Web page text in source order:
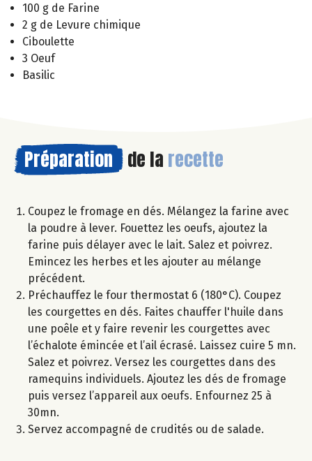
100 g de Farine
2 g de Levure chimique
Ciboulette
3 Oeuf
Basilic
Préparation de la recette
Coupez le fromage en dés. Mélangez la farine avec
la poudre à lever. Fouettez les oeufs, ajoutez la
farine puis délayer avec le lait. Salez et poivrez.
Emincez les herbes et les ajouter au mélange
précédent.
Préchauffez le four thermostat 6 (180°C). Coupez
les courgettes en dés. Faites chauffer l'huile dans
une poêle et y faire revenir les courgettes avec
l’échalote émincée et l’ail écrasé. Laissez cuire 5 mn.
Salez et poivrez. Versez les courgettes dans des
ramequins individuels. Ajoutez les dés de fromage
puis versez l’appareil aux oeufs. Enfournez 25 à
30mn.
Servez accompagné de crudités ou de salade.